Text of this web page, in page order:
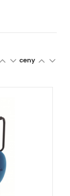
ceny